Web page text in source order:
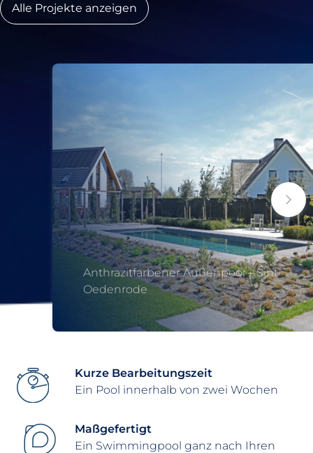
Alle Projekte anzeigen
Anthrazitfarbener Außenpool – Sint
Oedenrode
Kurze Bearbeitungszeit
Ein Pool innerhalb von zwei Wochen
Maßgefertigt
Ein Swimmingpool ganz nach Ihren